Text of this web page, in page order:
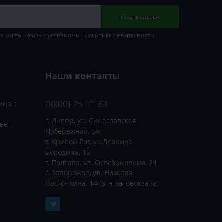
Подписаться
соглашаюсь с условиями Политика безопасности
с
-
Наши контакты
0(800) 75 11 63
г. Днепр, ул. Сичеславская
Набережная, 5ж
г. Кривой Рог, ул.Леонида
Бородича, 15
г. Полтава, ул. Освобождения, 24
г. Запорожье, ул. Николая
Ласточкина, 14 (р-н автовокзала)